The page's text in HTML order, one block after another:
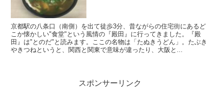
京都駅の八条口（南側）を出て徒歩3分、昔ながらの住宅街にあるど
こか懐かしい"食堂"という風情の『殿田』に行ってきました。『殿
田』は"とのだ"と読みます。ここの名物は「たぬきうどん」。たぶき
やきつねというと、関西と関東で意味が違ったり、大阪と...
スポンサーリンク